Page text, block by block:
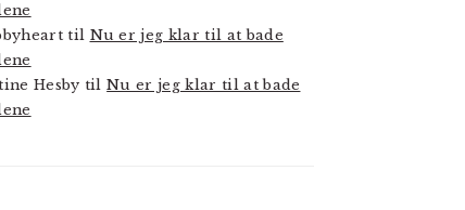
til Nu er jeg klar til at bade
Hesby tilNu er jeg klar til at bade